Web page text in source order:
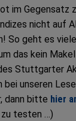
im Gegensatz
nicht auf
So geht es
das kein
Stuttgarter
bei unseren
dann bitte hier
testen …)